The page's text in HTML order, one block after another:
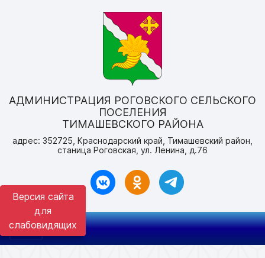
Версия сайта
для
слабовидящих
АДМИНИСТРАЦИЯ РОГОВСКОГО СЕЛЬСКОГО
ПОСЕЛЕНИЯ
ТИМАШЕВСКОГО РАЙОНА
адрес: 352725, Краснодарский край, Тимашевский район,
станица Роговская, ул. Ленина, д.76